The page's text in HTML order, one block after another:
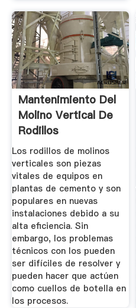
Mantenimiento Del
Molino Vertical De
Rodillos
Los rodillos de molinos
verticales son piezas
vitales de equipos en
plantas de cemento y son
populares en nuevas
instalaciones debido a su
alta eficiencia. Sin
embargo, los problemas
técnicos con los pueden
ser difíciles de resolver y
pueden hacer que actúen
como cuellos de botella en
los procesos.